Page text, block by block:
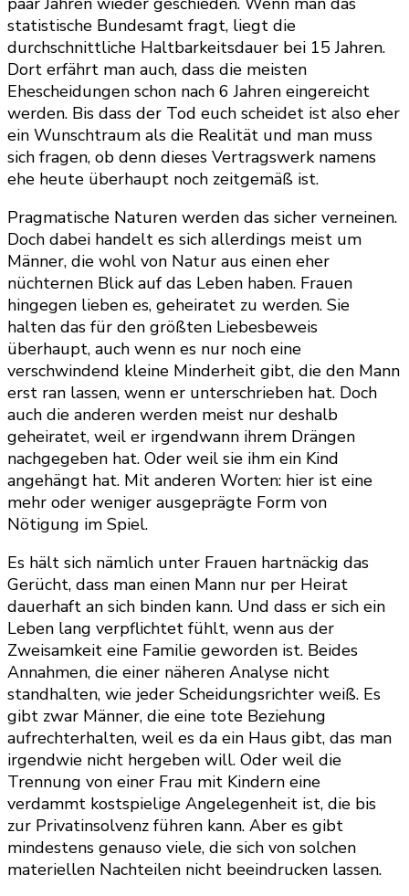
statistische Bundesamt fragt, liegt die
durchschnittliche Haltbarkeitsdauer bei 15 Jahren.
Dort erfährt man auch, dass die meisten
Ehescheidungen schon nach 6 Jahren eingereicht
werden. Bis dass der Tod euch scheidet ist also eher
ein Wunschtraum als die Realität und man muss
sich fragen, ob denn dieses Vertragswerk namens
ehe heute überhaupt noch zeitgemäß ist.
Pragmatische Naturen werden das sicher verneinen.
Doch dabei handelt es sich allerdings meist um
Männer, die wohl von Natur aus einen eher
nüchternen Blick auf das Leben haben. Frauen
hingegen lieben es, geheiratet zu werden. Sie
halten das für den größten Liebesbeweis
überhaupt, auch wenn es nur noch eine
verschwindend kleine Minderheit gibt, die den Mann
erst ran lassen, wenn er unterschrieben hat. Doch
auch die anderen werden meist nur deshalb
geheiratet, weil er irgendwann ihrem Drängen
nachgegeben hat. Oder weil sie ihm ein Kind
angehängt hat. Mit anderen Worten: hier ist eine
mehr oder weniger ausgeprägte Form von
Nötigung im Spiel.
Es hält sich nämlich unter Frauen hartnäckig das
Gerücht, dass man einen Mann nur per Heirat
dauerhaft an sich binden kann. Und dass er sich ein
Leben lang verpflichtet fühlt, wenn aus der
Zweisamkeit eine Familie geworden ist. Beides
Annahmen, die einer näheren Analyse nicht
standhalten, wie jeder Scheidungsrichter weiß. Es
gibt zwar Männer, die eine tote Beziehung
aufrechterhalten, weil es da ein Haus gibt, das man
irgendwie nicht hergeben will. Oder weil die
Trennung von einer Frau mit Kindern eine
verdammt kostspielige Angelegenheit ist, die bis
zur Privatinsolvenz führen kann. Aber es gibt
mindestens genauso viele, die sich von solchen
materiellen Nachteilen nicht beeindrucken lassen.